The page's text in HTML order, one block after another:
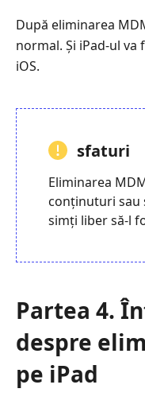
După eliminarea
normal. Și iPad-ul
iOS.
sfaturi
Eliminarea
conținuturi sau
simți liber să-l
Partea 4.
despre
pe iPad